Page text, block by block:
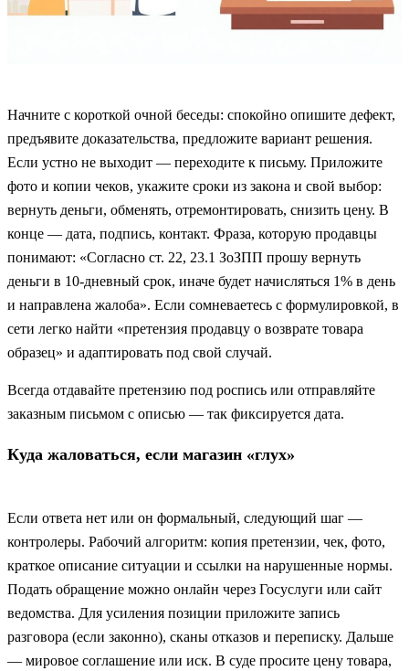
Начните с короткой очной беседы: спокойно опишите дефект,
предъявите доказательства, предложите вариант решения.
Если устно не выходит — переходите к письму. Приложите
фото и копии чеков, укажите сроки из закона и свой выбор:
вернуть деньги, обменять, отремонтировать, снизить цену. В
конце — дата, подпись, контакт. Фраза, которую продавцы
понимают: «Согласно ст. 22, 23.1 ЗоЗПП прошу вернуть
деньги в 10-дневный срок, иначе будет начисляться 1% в день
и направлена жалоба». Если сомневаетесь с формулировкой, в
сети легко найти «претензия продавцу о возврате товара
образец» и адаптировать под свой случай.
Всегда отдавайте претензию под роспись или отправляйте
заказным письмом с описью — так фиксируется дата.
Куда жаловаться, если магазин «глух»
Если ответа нет или он формальный, следующий шаг —
контролеры. Рабочий алгоритм: копия претензии, чек, фото,
краткое описание ситуации и ссылки на нарушенные нормы.
Подать обращение можно онлайн через Госуслуги или сайт
ведомства. Для усиления позиции приложите запись
разговора (если законно), сканы отказов и переписку. Дальше
— мировое соглашение или иск. В суде просите цену товара,